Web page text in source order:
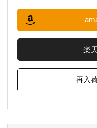
楽
再入